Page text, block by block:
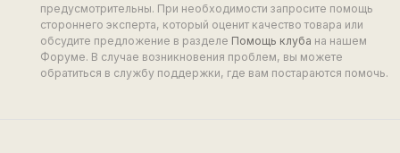
предусмотрительны. При необходимости запросите помощь
стороннего эксперта, который оценит качество товара или
обсудите предложение в разделе Помощь клуба на нашем
Форуме. В случае возникновения проблем, вы можете
обратиться в службу поддержки, где вам постараются помочь.